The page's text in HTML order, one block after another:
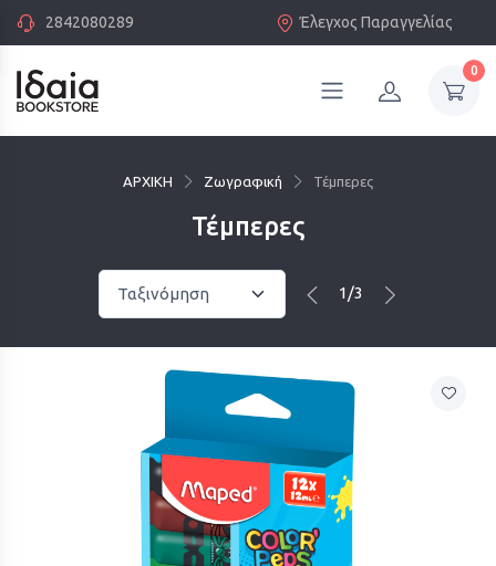
2842080289 Έλεγχος Παραγγελίας
0
ΑΡΧΙΚΗ Ζωγραφική Τέμπερες
Τέμπερες
1/3